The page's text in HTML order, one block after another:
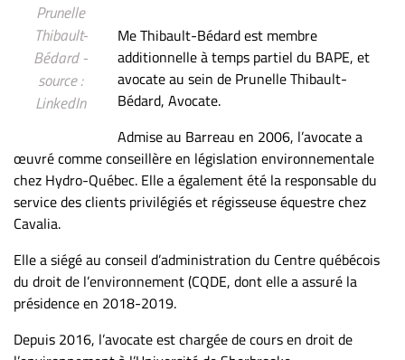
Prunelle
Thibault-
Bédard -
source :
LinkedIn
Me Thibault-Bédard est membre
additionnelle à temps partiel du BAPE, et
avocate au sein de Prunelle Thibault-
Bédard, Avocate.
Admise au Barreau en 2006, l’avocate a
œuvré comme conseillère en législation environnementale
chez Hydro-Québec. Elle a également été la responsable du
service des clients privilégiés et régisseuse équestre chez
Cavalia.
Elle a siégé au conseil d’administration du Centre québécois
du droit de l’environnement (CQDE, dont elle a assuré la
présidence en 2018-2019.
Depuis 2016, l’avocate est chargée de cours en droit de